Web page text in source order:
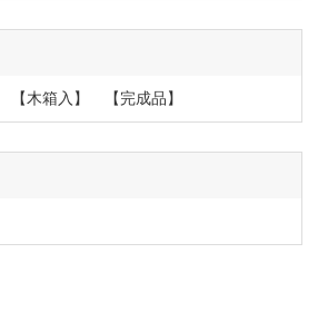
【木箱入】 【完成品】